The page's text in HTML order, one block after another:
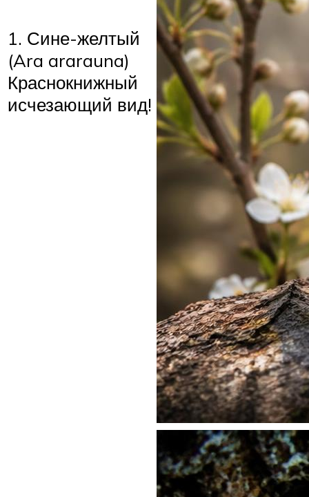
1. Сине-желтый
(Ara ararauna)
Краснокнижный
исчезающий вид!